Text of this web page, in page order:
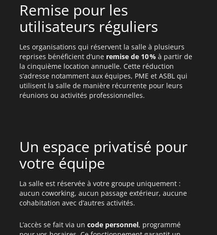
Remise pour les
utilisateurs réguliers
Les organisations qui réservent la salle à plusieurs
reprises bénéficient d’une remise de 10 % à partir de
la cinquième location annuelle. Cette réduction
s’adresse notamment aux équipes, PME et ASBL qui
utilisent la salle de manière récurrente pour leurs
réunions ou activités professionnelles.
Un espace privatisé pour
votre équipe
La salle est réservée à votre groupe uniquement :
aucun coworking, aucun passage extérieur, aucune
cohabitation avec d’autres activités.
L’accès se fait via un code personnel, programmé